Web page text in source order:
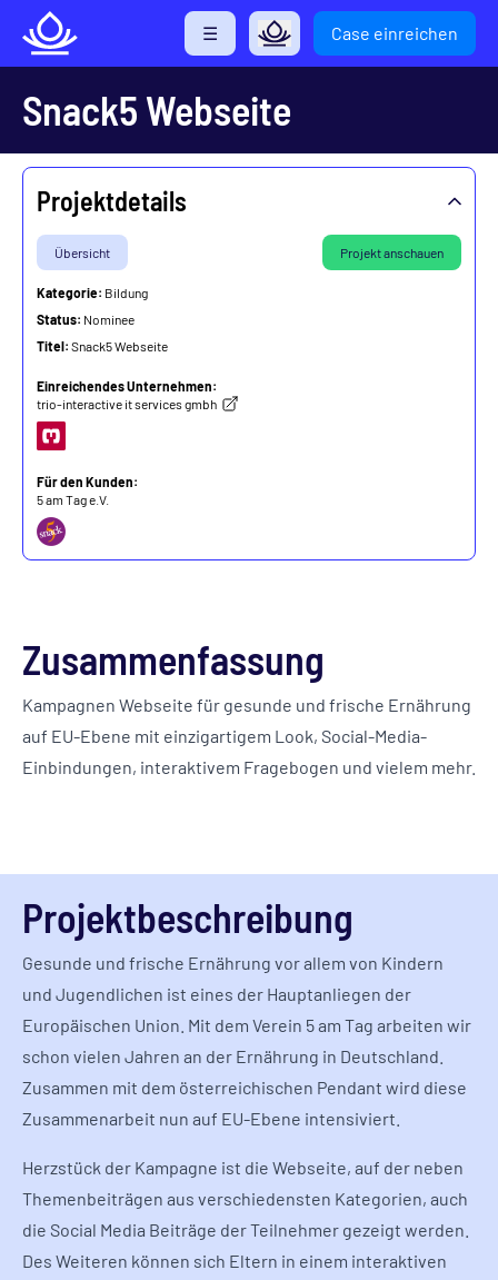
Direkt
zum
Inhalt
☰ Case einreichen
Snack5 Webseite
Projektdetails
Übersicht Projekt anschauen
Kategorie: Bildung
Status: Nominee
Titel: Snack5 Webseite
Einreichendes Unternehmen:
trio-interactive it services gmbh
Für den Kunden:
5 am Tag e.V.
Zusammenfassung
Kampagnen Webseite für gesunde und frische Ernährung
auf EU-Ebene mit einzigartigem Look, Social-Media-
Einbindungen, interaktivem Fragebogen und vielem mehr.
Projektbeschreibung
Gesunde und frische Ernährung vor allem von Kindern
und Jugendlichen ist eines der Hauptanliegen der
Europäischen Union. Mit dem Verein 5 am Tag arbeiten wir
schon vielen Jahren an der Ernährung in Deutschland.
Zusammen mit dem österreichischen Pendant wird diese
Zusammenarbeit nun auf EU-Ebene intensiviert.
Herzstück der Kampagne ist die Webseite, auf der neben
Themenbeiträgen aus verschiedensten Kategorien, auch
die Social Media Beiträge der Teilnehmer gezeigt werden.
Des Weiteren können sich Eltern in einem interaktiven